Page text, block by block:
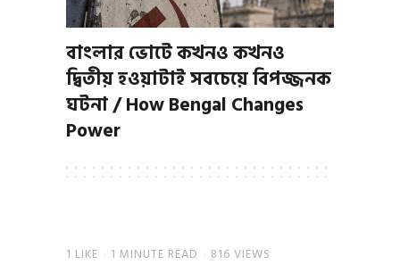
বাংলার ভোটে কখনও কখনও
দ্বিতীয় হওয়াটাই সবচেয়ে বিপজ্জনক
ঘটনা / How Bengal Changes
Power
1 LIKE 1 MINUTE READ 816 VIEWS